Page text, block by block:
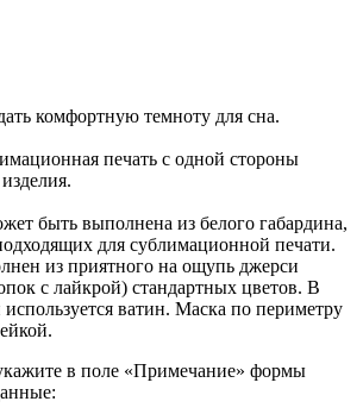
комфортную темноту для сна.
печать с одной стороны
быть выполнена из белого габардина,
для сублимационной печати.
из приятного на ощупь джерси
с лайкрой) стандартных цветов. В
используется ватин. Маска по периметру
в поле «Примечание» формы